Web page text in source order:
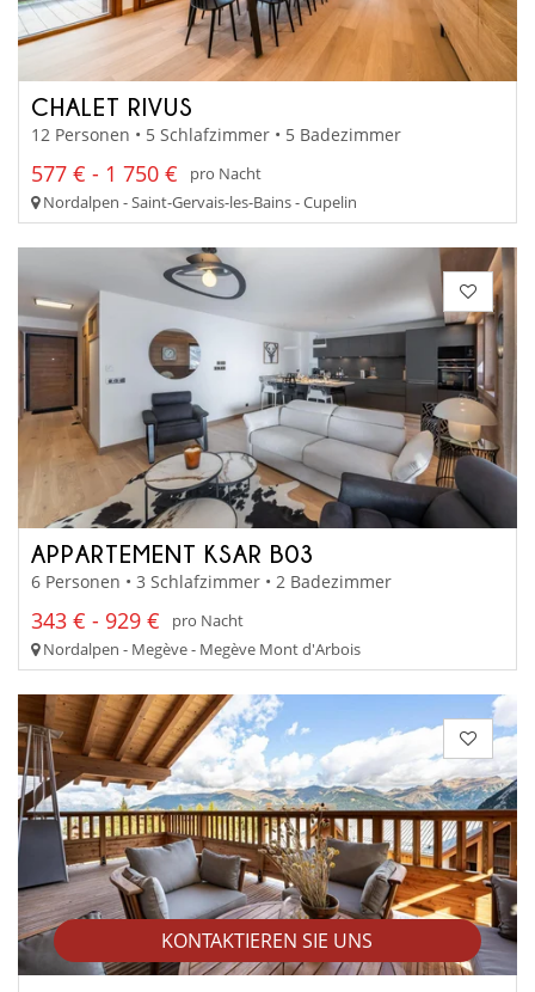
KONTAKTIEREN SIE UNS
CHALET RIVUS
12 Personen • 5 Schlafzimmer • 5 Badezimmer
577 € - 1 750 €
pro Nacht
Nordalpen - Saint-Gervais-les-Bains - Cupelin
APPARTEMENT KSAR B03
6 Personen • 3 Schlafzimmer • 2 Badezimmer
343 € - 929 €
pro Nacht
Nordalpen - Megève - Megève Mont d'Arbois